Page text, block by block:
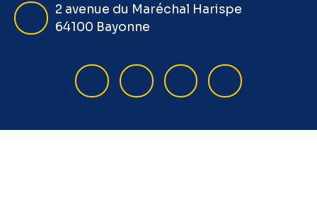
2 avenue du Maréchal Harispe
64100 Bayonne